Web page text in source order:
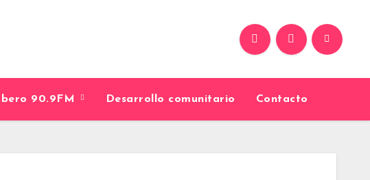
90.9FM Desarrollo comunitario Contacto